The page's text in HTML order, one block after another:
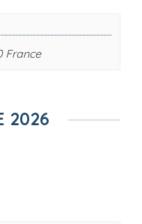
France
2026